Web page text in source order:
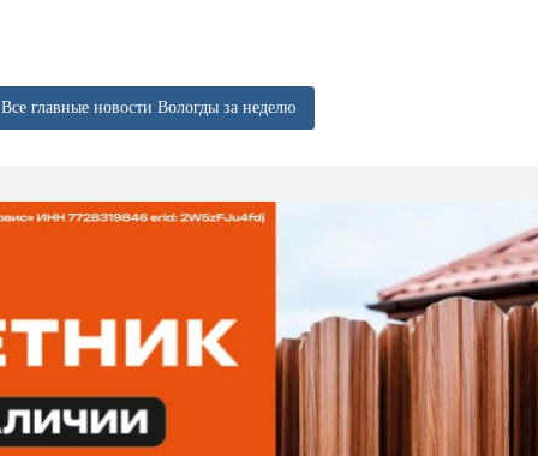
Все главные новости Вологды за неделю